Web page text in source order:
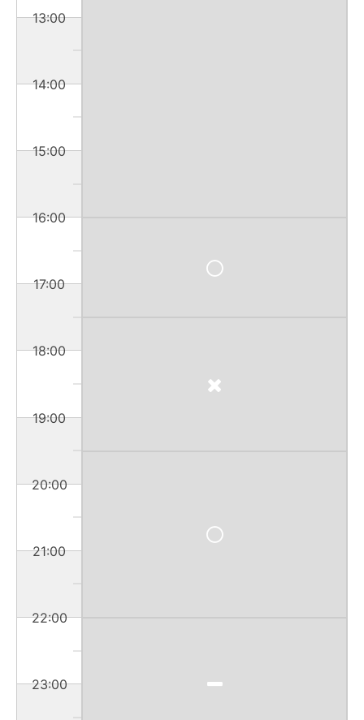
13:00
14:00
15:00
16:00
17:00
18:00
19:00
20:00
21:00
22:00
23:00